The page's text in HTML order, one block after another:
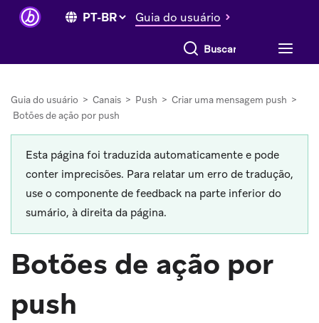
Guia do usuário
Buscar tudo
Guia do usuário > Canais > Push > Criar uma mensagem push >
Botões de ação por push
Esta página foi traduzida automaticamente e pode
conter imprecisões. Para relatar um erro de tradução,
use o componente de feedback na parte inferior do
sumário, à direita da página.
Botões de ação por
push